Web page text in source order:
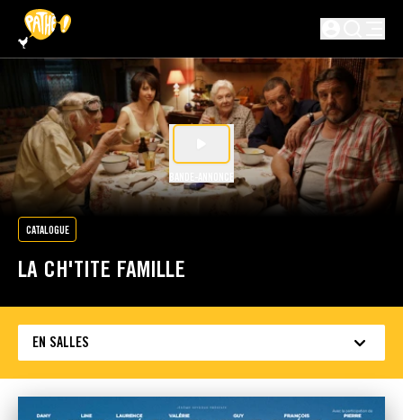
PASSER AU CONTENU PRINCIPAL
BANDE-ANNONCE
CATALOGUE
LA CH'TITE FAMILLE
EN SALLES